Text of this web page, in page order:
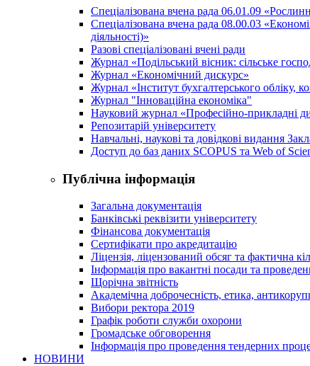
Спеціалізована вчена рада 06.01.09
Спеціалізована вчена рада 08.00.03
діяльності)»
Разові спеціалізовані вчені ради
Журнал «Подільський вісник: сільське
Журнал «Економічний дискурс»
Журнал «Інститут бухгалтерського обліку,
Журнал "Інноваційна економіка"
Науковий журнал «Професійно-прикладні
Репозитарій університету
Навчальні, наукові та довідкові видання
Доступ до баз даних SCOPUS та Web of
Публічна інформація
Загальна документація
Банківські реквізити університету
Фінансова документація
Сертифікати про акредитацію
Ліцензія, ліцензований обсяг та фактична
Інформація про вакантні посади та
Щорічна звітність
Академічна доброчесність, етика,
Вибори ректора 2019
Графік роботи служби охорони
Громадське обговорення
Інформація про проведення тендерних
НОВИНИ